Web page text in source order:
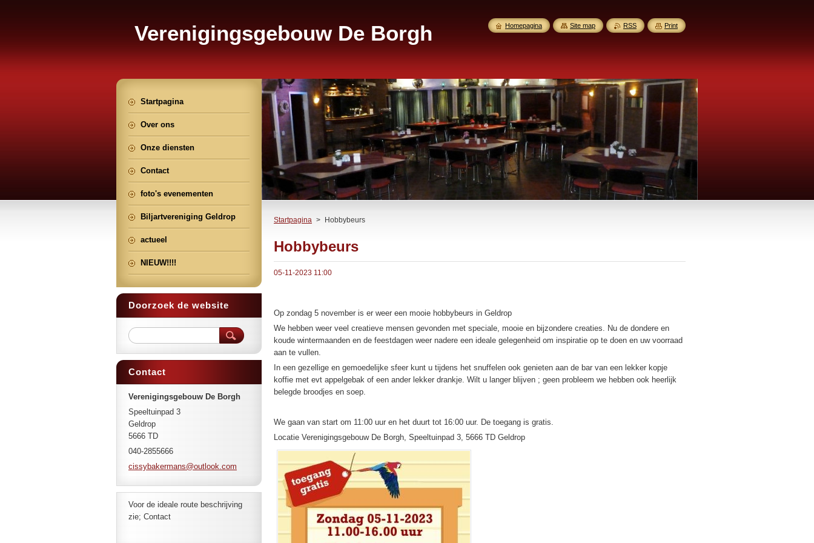
Verenigingsgebouw De Borgh
Geldrop
Startpagina > Hobbybeurs
Hobbybeurs
05-11-2023 11:00
Op zondag 5 november is er weer een mooie hobbybeurs in Geldrop
We hebben weer veel creatieve mensen gevonden met speciale, mooie en bijzondere creaties. Nu de dondere en
koude wintermaanden en de feestdagen weer nadere een ideale gelegenheid om inspiratie op te doen en uw voorraad
aan te vullen.
In een gezellige en gemoedelijke sfeer kunt u tijdens het snuffelen ook genieten aan de bar van een lekker kopje
koffie met evt appelgebak of een ander lekker drankje. Wilt u langer blijven ; geen probleem we hebben ook heerlijk
belegde broodjes en soep.
We gaan van start om 11:00 uur en het duurt tot 16:00 uur. De toegang is gratis.
Locatie Verenigingsgebouw De Borgh, Speeltuinpad 3, 5666 TD Geldrop
Startpagina
Over ons
Onze diensten
Contact
foto's evenementen
Biljartvereniging Geldrop
actueel
NIEUW!!!!
Doorzoek de website
Contact
Verenigingsgebouw De Borgh
Speeltuinpad 3
Geldrop
5666 TD
040-2855666
cissybakermans@outlook.com
Voor de ideale route beschrijving
zie; Contact
Homepagina Site map RSS Print